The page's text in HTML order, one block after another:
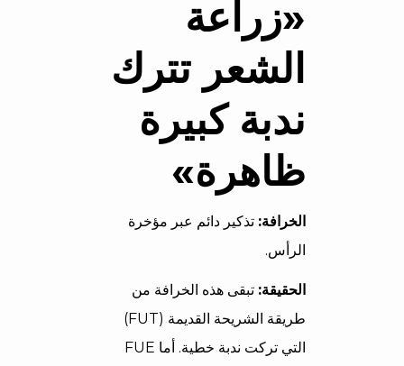
«زراعة
الشعر تترك
ندبة كبيرة
ظاهرة»
الخرافة: تذكير دائم عبر مؤخرة
الرأس.
الحقيقة: تبقى هذه الخرافة من
طريقة الشريحة القديمة (FUT)
التي تركت ندبة خطية. أما FUE